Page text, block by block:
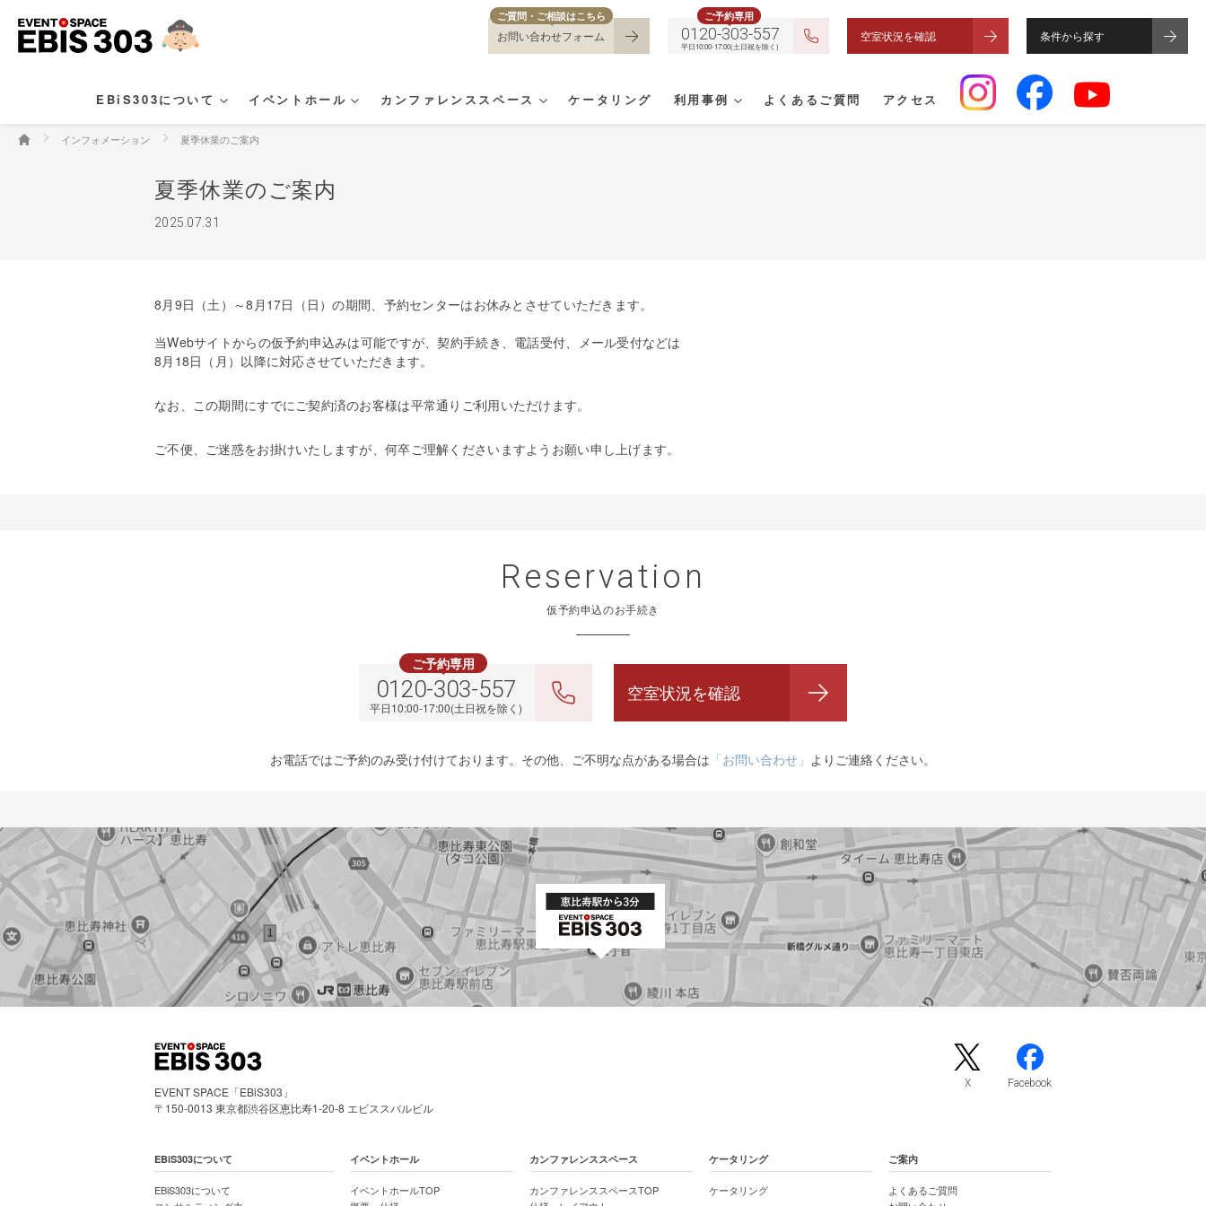
ご質問・ご相談はこちら
お問い合わせフォーム
ご予約専用
0120-303-557
平日10:00-17:00(土日祝を除く)
空室状況を確認 条件から探す
EBiS303について イベントホール カンファレンススペース ケータリング 利用事例 よくあるご質問 アクセス
インフォメーション 夏季休業のご案内
夏季休業のご案内
2025.07.31
8月9日（土）～8月17日（日）の期間、予約センターはお休みとさせていただきます。
当Webサイトからの仮予約申込みは可能ですが、契約手続き、電話受付、メール受付などは
8月18日（月）以降に対応させていただきます。
なお、この期間にすでにご契約済のお客様は平常通りご利用いただけます。
ご不便、ご迷惑をお掛けいたしますが、何卒ご理解くださいますようお願い申し上げます。
Reservation
仮予約申込のお手続き
ご予約専用
0120-303-557
平日10:00-17:00(土日祝を除く)
空室状況を確認
お電話ではご予約のみ受け付けております。 その他、ご不明な点がある場合は 「お問い合わせ」 よりご連絡ください。
EVENT SPACE「EBiS303」
〒150-0013 東京都渋谷区恵比寿1-20-8 エビススバルビル
X Facebook
EBiS303について
EBiS303について
イベントホール
イベントホールTOP
カンファレンススペース
カンファレンススペースTOP
ケータリング
ケータリング
ご案内
よくあるご質問